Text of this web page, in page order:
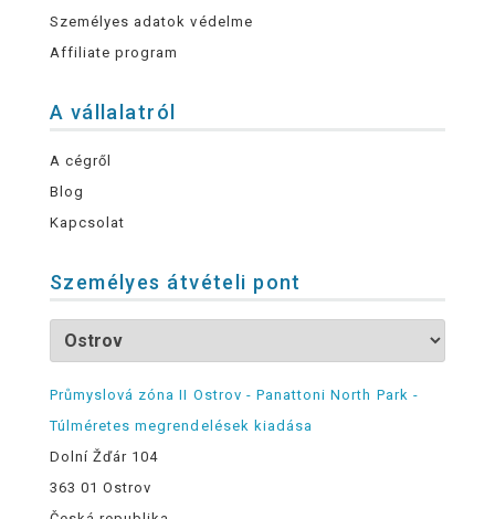
Személyes adatok védelme
Affiliate program
A vállalatról
A cégről
Blog
Kapcsolat
Személyes átvételi pont
Průmyslová zóna II Ostrov - Panattoni North Park -
Túlméretes megrendelések kiadása
Dolní Žďár 104
363 01 Ostrov